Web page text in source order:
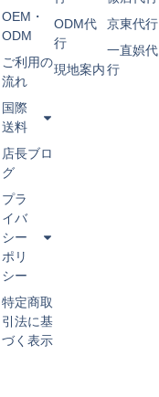
京東代行
一直娯代
行
ODM代
行
現地案内
OEM・
ODM
ご利用の
流れ
国際
送料
店長ブロ
グ
プラ
イバ
シー
ポリ
シー​
特定商取
引法に基
づく表示​